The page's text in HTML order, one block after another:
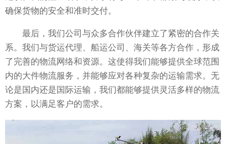
确保货物的安全和准时交付。
最后，我们公司与众多合作伙伴建立了紧密的合作关
系。我们与货运代理、船运公司、海关等各方合作，形成
了完善的物流网络和资源。这使得我们能够提供全球范围
内的大件物流服务，并能够应对各种复杂的运输需求。无
论是国内还是国际运输，我们都能够提供灵活多样的物流
方案，以满足客户的需求。